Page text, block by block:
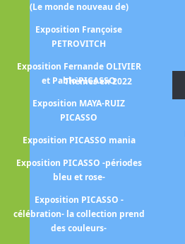
(Le monde nouveau de)
Exposition Françoise
PETROVITCH
Exposition Fernande OLIVIER
et Pablo PICASSO
Exposition MAYA-RUIZ
PICASSO
Exposition PICASSO mania
Exposition PICASSO -périodes
bleu et rose-
Exposition PICASSO -
célébration- la collection prend
des couleurs-
Thèmes en 2022